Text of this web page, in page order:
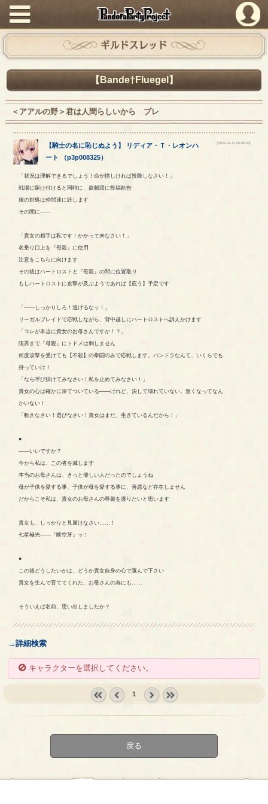
PandoraPartyProject
ギルドスレッド
【Bande†Fluegel】
＜アアルの野＞君は人間らしいから プレ
【騎士の名に恥じぬよう 】 リディア ・ Ｔ ・ レオンハ
ート
（p3p008325）
[2021-01-12 00:03:26]
「状況は理解できるでしょう！命が惜しければ投降しなさい！」
戦場に駆け付けると同時に、盗賊団に投稿勧告
後の対処は仲間達に託します
その間に――
「貴女の相手は私です！かかって来なさい！」
名乗り口上を『母親』に使用
注意をこちらに向けます
その後はハートロストと『母親』の間に位置取り
もしハートロストに攻撃が及ぶようであれば【庇う】予定です
「――しっかりしろ！逃げるなッ！」
リーガルブレイドで応戦しながら、背中越しにハートロストへ訴えかけます
「コレが本当に貴女のお母さんですか！？」
限界まで『母親』にトドメは刺しません
何度攻撃を受けても【不殺】の拳闘のみで応戦します。パンドラなんて、いくらでも
持っていけ！
「なら呼び掛けてみなさい！私を止めてみなさい！」
貴女の心は確かに凍てついている――けれど、決して壊れていない。無くなってなん
かいない！
「動きなさい！選びなさい！貴女はまだ、生きているんだから！」
●
――いいですか？
今から私は、この者を滅します
本当のお母さんは、きっと優しい人だったのでしょうね
母が子供を愛する事、子供が母を愛する事に、善悪など存在しません
だからこそ私は、貴女のお母さんの尊厳を護りたいと思います
貴女も、しっかりと見届けなさい……！
七星極光――『断空牙』ッ！
●
この後どうしたいかは、どうか貴女自身の心で選んで下さい
貴女を生んで育ててくれた、お母さんの為にも……
そういえば名前、思い出しましたか？
→詳細検索
キャラクターを選択してください。
1
戻る